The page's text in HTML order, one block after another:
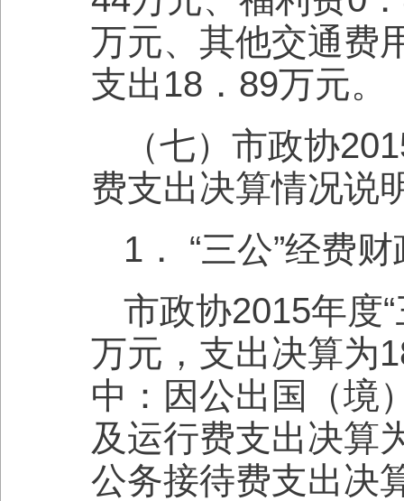
万元、其他交通费
支出18．89万元。
（七）市政协
费支出决算情况说
1． “三公”经费
市政协2015年度
万元，支出决算为
中：因公出国（境
及运行费支出决算
公务接待费支出决